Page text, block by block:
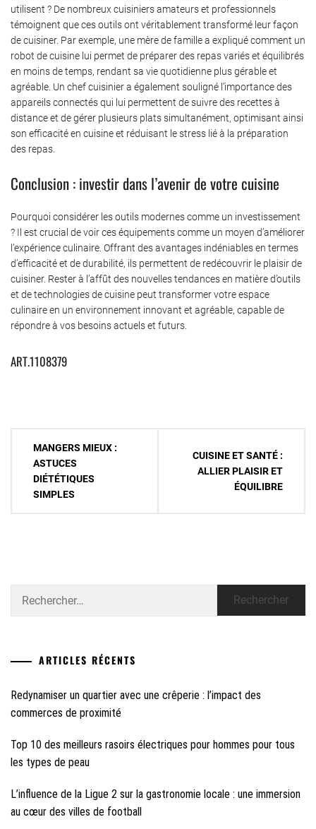
utilisent ? De nombreux cuisiniers amateurs et professionnels
témoignent que ces outils ont véritablement transformé leur façon
de cuisiner. Par exemple, une mère de famille a expliqué comment un
robot de cuisine lui permet de préparer des repas variés et équilibrés
en moins de temps, rendant sa vie quotidienne plus gérable et
agréable. Un chef cuisinier a également souligné l’importance des
appareils connectés qui lui permettent de suivre des recettes à
distance et de gérer plusieurs plats simultanément, optimisant ainsi
son efficacité en cuisine et réduisant le stress lié à la préparation
des repas.
Conclusion : investir dans l’avenir de votre cuisine
Pourquoi considérer les outils modernes comme un investissement
? Il est crucial de voir ces équipements comme un moyen d’améliorer
l’expérience culinaire. Offrant des avantages indéniables en termes
d’efficacité et de durabilité, ils permettent de redécouvrir le plaisir de
cuisiner. Rester à l’affût des nouvelles tendances en matière d’outils
et de technologies de cuisine peut transformer votre espace
culinaire en un environnement innovant et agréable, capable de
répondre à vos besoins actuels et futurs.
ART.1108379
Navigation
l’article
MANGERS MIEUX :
ASTUCES
DIÉTÉTIQUES
SIMPLES
CUISINE ET SANTÉ :
ALLIER PLAISIR ET
ÉQUILIBRE
ARTICLES RÉCENTS
Redynamiser un quartier avec une crêperie : l’impact des
commerces de proximité
Top 10 des meilleurs rasoirs électriques pour hommes pour tous
les types de peau
L’influence de la Ligue 2 sur la gastronomie locale : une immersion
au cœur des villes de football